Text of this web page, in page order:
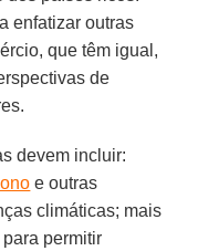
enfatizar outras
que têm igual,
de
devem incluir:
e outras
climáticas; mais
permitir